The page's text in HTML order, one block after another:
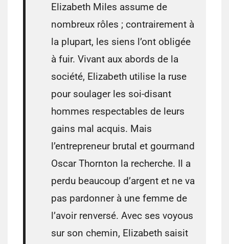
Elizabeth Miles assume de
nombreux rôles ; contrairement à
la plupart, les siens l’ont obligée
à fuir. Vivant aux abords de la
société, Elizabeth utilise la ruse
pour soulager les soi-disant
hommes respectables de leurs
gains mal acquis. Mais
l’entrepreneur brutal et gourmand
Oscar Thornton la recherche. Il a
perdu beaucoup d’argent et ne va
pas pardonner à une femme de
l’avoir renversé. Avec ses voyous
sur son chemin, Elizabeth saisit